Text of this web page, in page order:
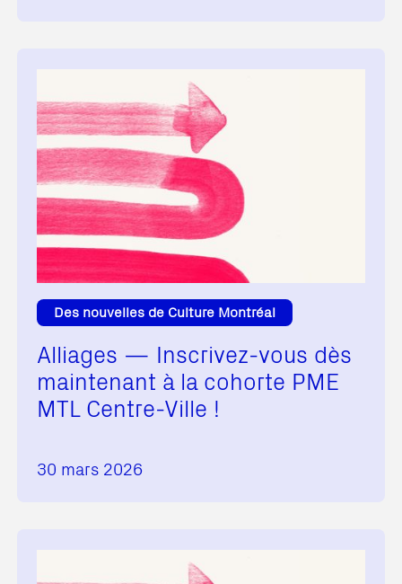
Des nouvelles de Culture Montréal
Alliages — Inscrivez-vous dès
maintenant à la cohorte PME
MTL Centre-Ville !
30 mars 2026